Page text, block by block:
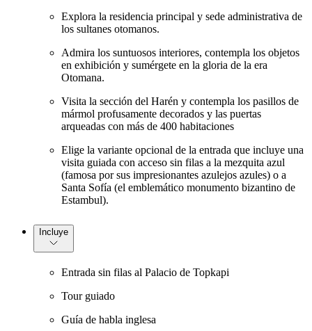
Explora la residencia principal y sede administrativa de
los sultanes otomanos.
Admira los suntuosos interiores, contempla los objetos
en exhibición y sumérgete en la gloria de la era
Otomana.
Visita la sección del Harén y contempla los pasillos de
mármol profusamente decorados y las puertas
arqueadas con más de 400 habitaciones
Elige la variante opcional de la entrada que incluye una
visita guiada con acceso sin filas a la mezquita azul
(famosa por sus impresionantes azulejos azules) o a
Santa Sofía (el emblemático monumento bizantino de
Estambul).
Incluye
Entrada sin filas al Palacio de Topkapi
Tour guiado
Guía de habla inglesa